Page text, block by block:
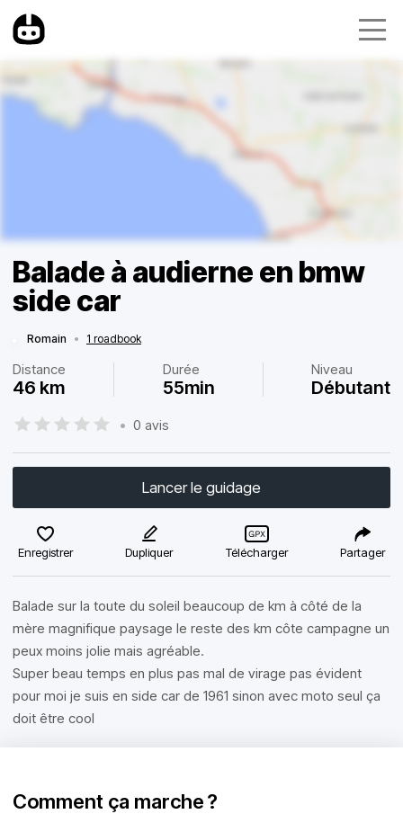
Balade à audierne en bmw
side car
Romain • 1 roadbook
Distance
46 km
Durée
55min
Niveau
Débutant
• 0 avis
Lancer le guidage
Enregistrer Dupliquer Télécharger Partager
Balade sur la toute du soleil beaucoup de km à côté de la
mère magnifique paysage le reste des km côte campagne un
peux moins jolie mais agréable.
Super beau temps en plus pas mal de virage pas évident
pour moi je suis en side car de 1961 sinon avec moto seul ça
doit être cool
Comment ça marche ?